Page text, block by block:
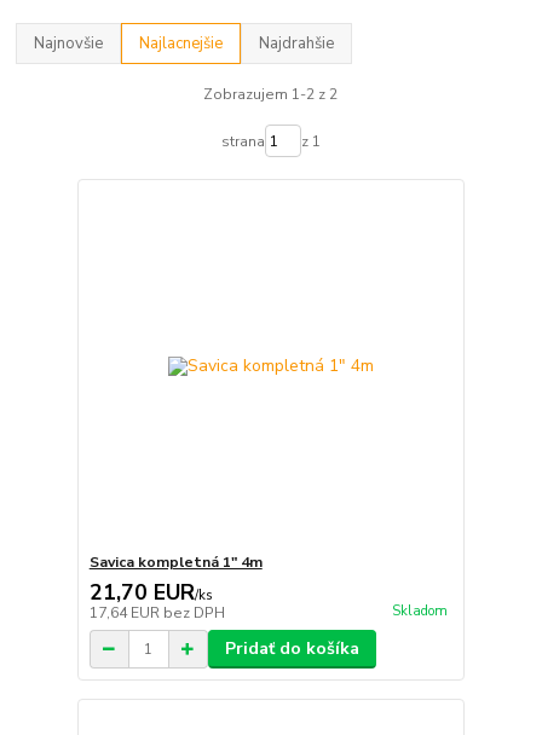
Najnovšie Najlacnejšie Najdrahšie
Zobrazujem 1-2 z 2
strana z 1
Savica kompletná 1" 4m
21,70 EUR/ks
17,64 EUR bez DPH Skladom
Pridať do košíka